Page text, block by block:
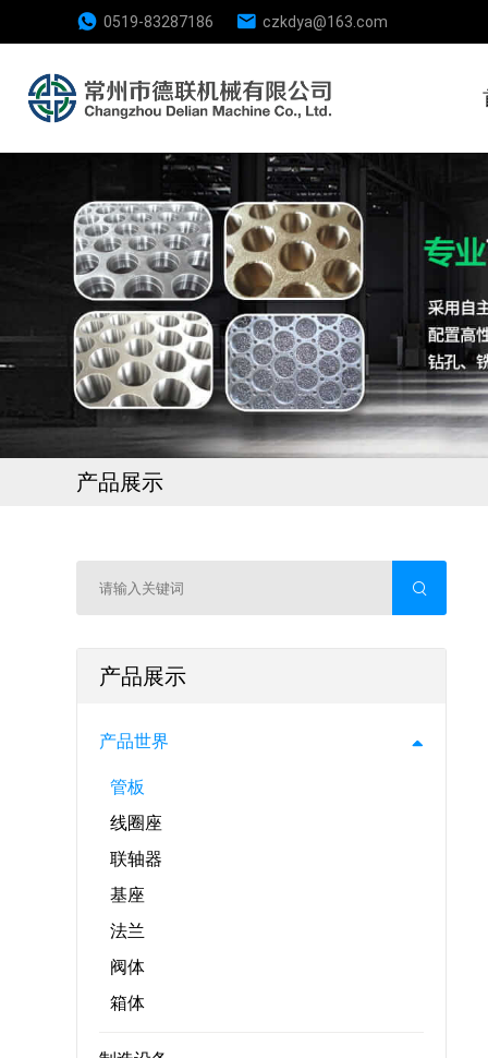
0519-83287186 czkdya@163.com
产品展示
产品展示
产品世界
管板
线圈座
联轴器
基座
法兰
阀体
箱体